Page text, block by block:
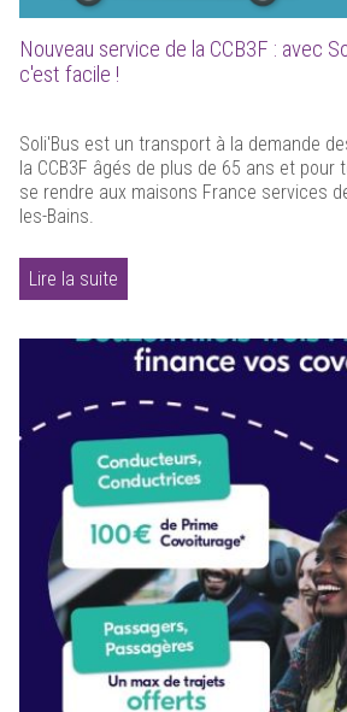
Nouveau service de la CCB3F : avec
c'est facile !
Soli'Bus est un transport à la demande
la CCB3F âgés de plus de 65 ans et
se rendre aux maisons France services
les-Bains.
Lire la suite